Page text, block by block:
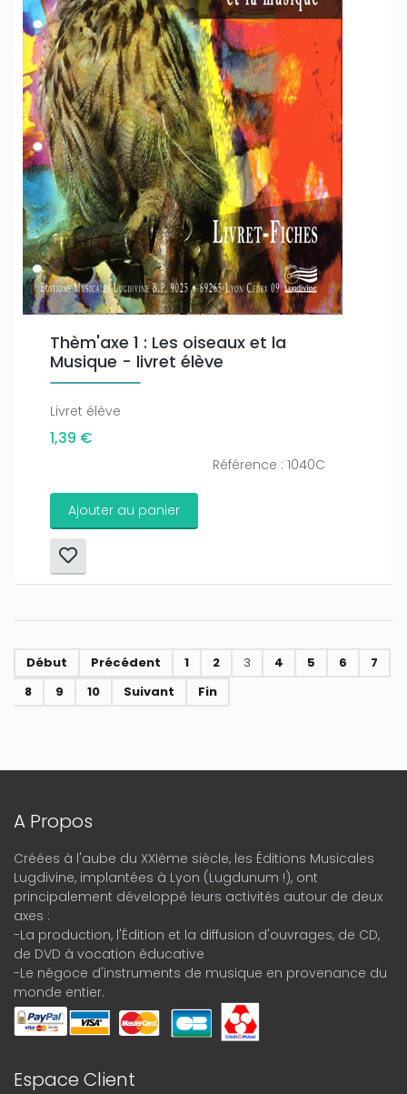
Thèm'axe 1 : Les oiseaux et la
Musique - livret élève
Livret élève
1,39 €
Référence : 1040C
Ajouter au panier
Début Précédent 1 2 3 4 5 6
7
8
9 10 Suivant Fin
A Propos
Créées à l'aube du XXIème siècle, les Éditions Musicales
Lugdivine, implantées à Lyon (Lugdunum !), ont
principalement développé leurs activités autour de deux
axes :
-La production, l'Édition et la diffusion d'ouvrages, de CD,
de DVD à vocation éducative
-Le négoce d'instruments de musique en provenance du
monde entier.
Espace Client